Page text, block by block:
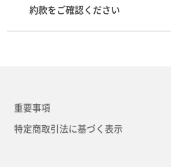
約款をご確認ください
重要事項
特定商取引法に基づく表示